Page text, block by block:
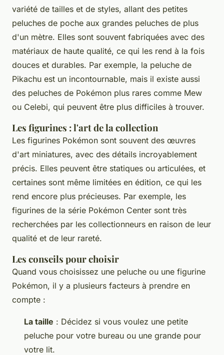
variété de tailles et de styles, allant des petites
peluches de poche aux grandes peluches de plus
d'un mètre. Elles sont souvent fabriquées avec des
matériaux de haute qualité, ce qui les rend à la fois
douces et durables. Par exemple, la peluche de
Pikachu est un incontournable, mais il existe aussi
des peluches de Pokémon plus rares comme Mew
ou Celebi, qui peuvent être plus difficiles à trouver.
Les figurines : l'art de la collection
Les figurines Pokémon sont souvent des œuvres
d'art miniatures, avec des détails incroyablement
précis. Elles peuvent être statiques ou articulées, et
certaines sont même limitées en édition, ce qui les
rend encore plus précieuses. Par exemple, les
figurines de la série Pokémon Center sont très
recherchées par les collectionneurs en raison de leur
qualité et de leur rareté.
Les conseils pour choisir
Quand vous choisissez une peluche ou une figurine
Pokémon, il y a plusieurs facteurs à prendre en
compte :
La taille : Décidez si vous voulez une petite
peluche pour votre bureau ou une grande pour
votre lit.